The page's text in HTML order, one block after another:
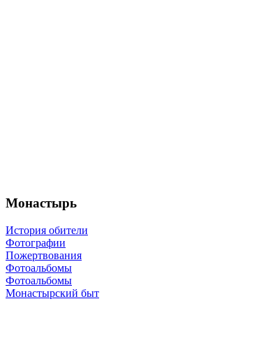
Монастырь
История обители
Фотографии
Пожертвования
Фотоальбомы
Фотоальбомы
Монастырский быт